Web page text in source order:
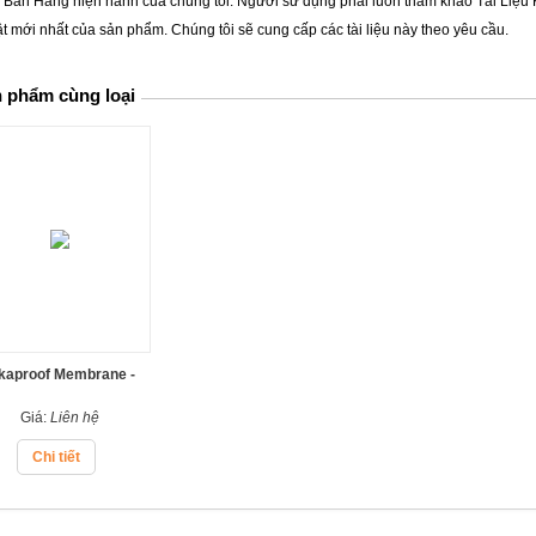
mới nhất của sản phẩm. Chúng tôi sẽ cung cấp các tài liệu này theo yêu cầu.
phẩm cùng loại
Membrane -
Giá: Liên hệ
Chi tiết